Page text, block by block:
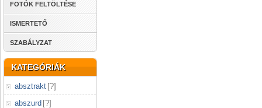
FOTÓK FELTÖLTÉSE
ISMERTETŐ
SZABÁLYZAT
KATEGÓRIÁK
absztrakt [?]
abszurd [?]